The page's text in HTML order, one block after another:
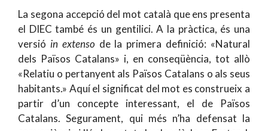
La segona accepció del mot català que ens presenta
el DIEC també és un gentilici. A la pràctica, és una
versió in extenso de la primera definició: «Natural
dels Països Catalans» i, en conseqüència, tot allò
«Relatiu o pertanyent als Països Catalans o als seus
habitants.» Aquí el significat del mot es construeix a
partir d’un concepte interessant, el de Països
Catalans. Segurament, qui més n’ha defensat la